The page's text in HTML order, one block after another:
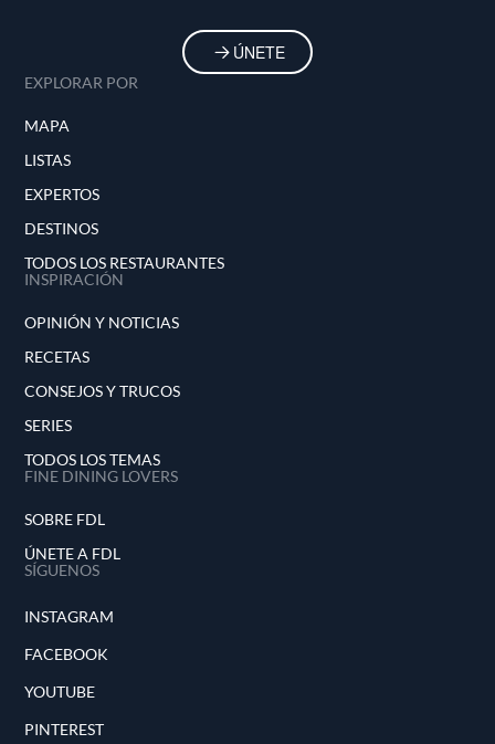
ÚNETE
EXPLORAR POR
MAPA
LISTAS
EXPERTOS
DESTINOS
TODOS LOS RESTAURANTES
INSPIRACIÓN
OPINIÓN Y NOTICIAS
RECETAS
CONSEJOS Y TRUCOS
SERIES
TODOS LOS TEMAS
FINE DINING LOVERS
SOBRE FDL
ÚNETE A FDL
SÍGUENOS
INSTAGRAM
FACEBOOK
YOUTUBE
PINTEREST